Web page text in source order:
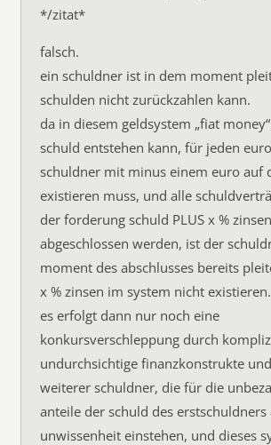
*/zitat*
falsch.
ein schuldner ist in dem moment
schulden nicht zurückzahlen kann.
da in diesem geldsystem „fiat
schuld entstehen kann, für jeden
schuldner mit minus einem euro auf
existieren muss, und alle
der forderung schuld PLUS x % zinsen
abgeschlossen werden, ist der
moment des abschlusses bereits
x % zinsen im system nicht existieren.
es erfolgt dann nur noch eine
konkursverschleppung durch
undurchsichtige finanzkonstrukte
weiterer schuldner, die für die
anteile der schuld des erstschuldners
unwissenheit einstehen, und dieses